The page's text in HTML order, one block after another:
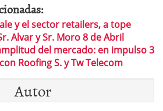
y el sector retailers, a tope
Alvar y Sr. Moro 8 de Abril
del mercado: en impulso 3
Roofing S. y Tw Telecom
Autor